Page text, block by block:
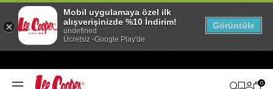
0
Mobil uygulamaya özel ilk
alışverişinizde %10 İndirim!
undefined
Ücretsiz -Google Play'de
Görüntüle